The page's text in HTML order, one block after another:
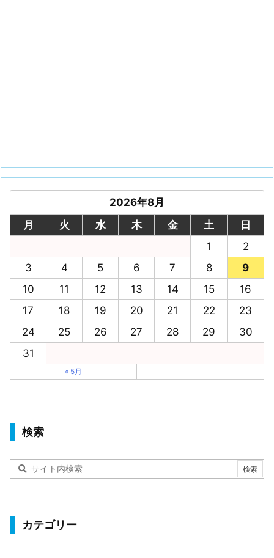
2026年8月
月
火 水 木 金 土
日
1
2
3
4 5 6 7 8
9
10
11 12 13 14 15
16
17
18 19 20 21 22
23
24
25 26 27 28 29
30
31
« 5月
検索
カテゴリー